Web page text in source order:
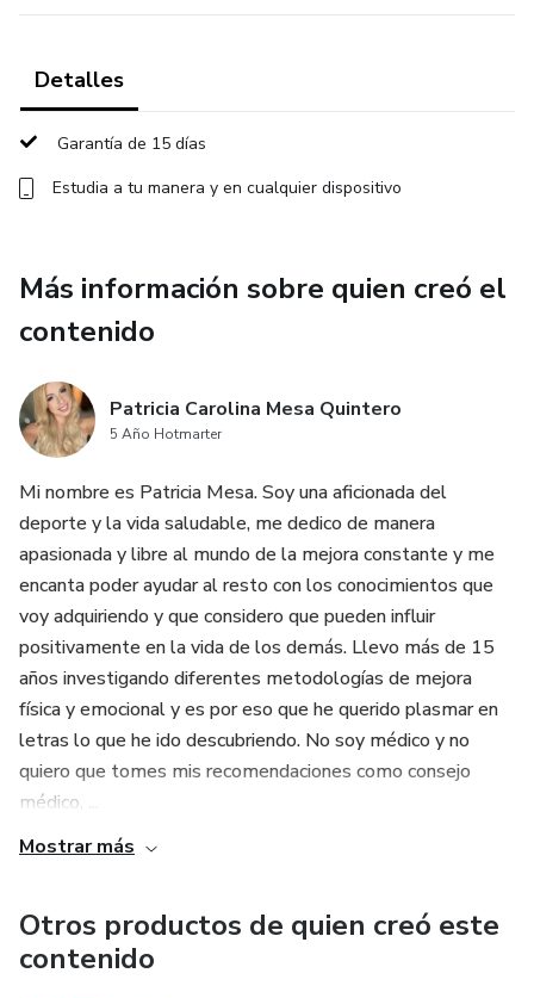
Detalles
Garantía de 15 días
Estudia a tu manera y en cualquier dispositivo
Más información sobre quien creó el
contenido
Patricia Carolina Mesa Quintero
5 Año Hotmarter
Mi nombre es Patricia Mesa. Soy una aficionada del
deporte y la vida saludable, me dedico de manera
apasionada y libre al mundo de la mejora constante y me
encanta poder ayudar al resto con los conocimientos que
voy adquiriendo y que considero que pueden influir
positivamente en la vida de los demás. Llevo más de 15
años investigando diferentes metodologías de mejora
física y emocional y es por eso que he querido plasmar en
letras lo que he ido descubriendo. No soy médico y no
quiero que tomes mis recomendaciones como consejo
médico, ...
Mostrar más
Otros productos de quien creó este
contenido